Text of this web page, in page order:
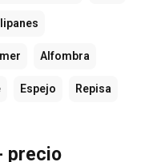
Alfombra
Espejo Repisa
precio